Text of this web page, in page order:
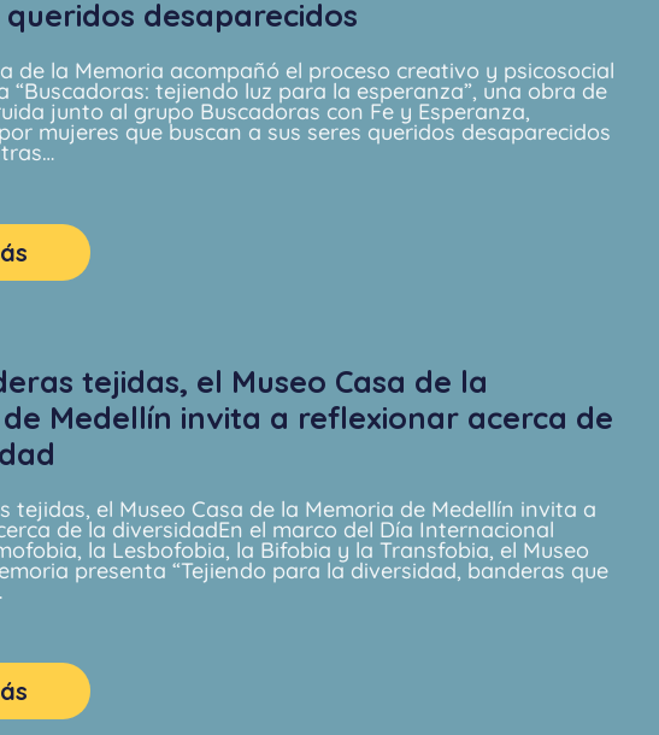
queridos desaparecidos
de la Memoria acompañó el proceso creativo y psicosocial
“Buscadoras: tejiendo luz para la esperanza”, una obra de
junto al grupo Buscadoras con Fe y Esperanza,
mujeres que buscan a sus seres queridos desaparecidos
tejidas, el Museo Casa de la
Medellín invita a reflexionar acerca de
tejidas, el Museo Casa de la Memoria de Medellín invita a
de la diversidadEn el marco del Día Internacional
la Lesbofobia, la Bifobia y la Transfobia, el Museo
presenta “Tejiendo para la diversidad, banderas que